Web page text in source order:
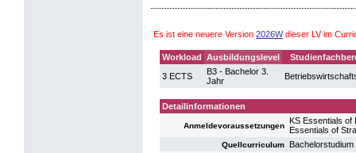
Es ist eine neuere Version 2026Wdieser LV im
Workload Ausbildungslevel
3 ECTS
B3 - Bachelor 3.
Jahr
Detailinformationen
Anmeldevoraussetzungen
KS Essentials of
Essentials of
Quellcurriculum